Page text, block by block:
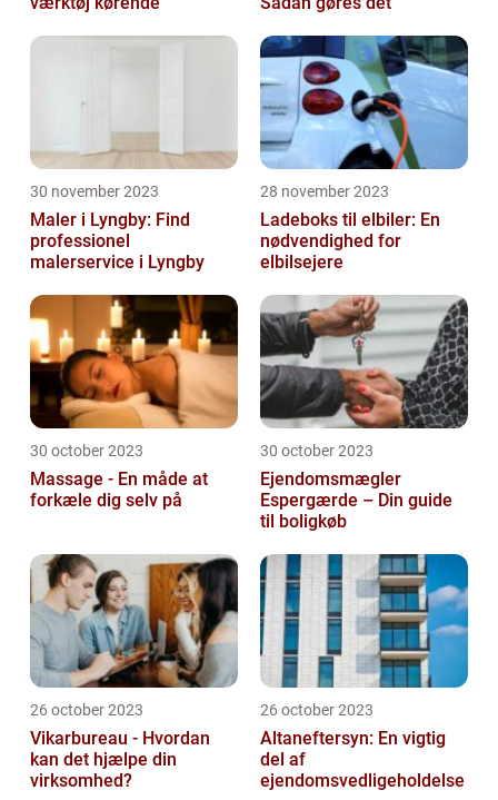
30 november 2023
Maler i Lyngby: Find
professionel
malerservice i Lyngby
28 november 2023
Ladeboks til elbiler: En
nødvendighed for
elbilsejere
30 october 2023
Massage - En måde at
forkæle dig selv på
30 october 2023
Ejendomsmægler
Espergærde – Din guide
til boligkøb
26 october 2023
Vikarbureau - Hvordan
kan det hjælpe din
virksomhed?
26 october 2023
Altaneftersyn: En vigtig
del af
ejendomsvedligeholdelse